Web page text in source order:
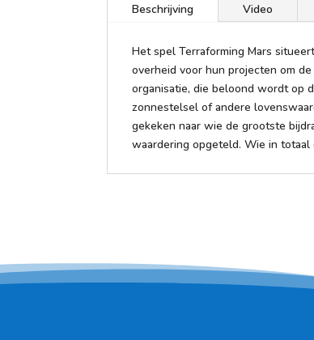
Beschrijving Video
Het spel Terraforming Mars
overheid voor hun projecten om
organisatie, die beloond wordt op
zonnestelsel of andere
gekeken naar wie de grootste
waardering opgeteld. Wie in